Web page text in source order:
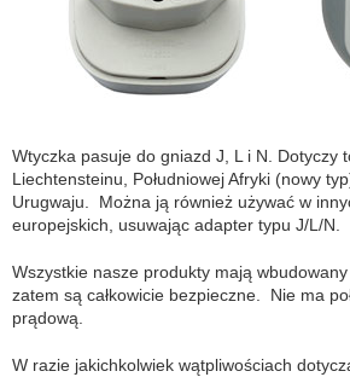
Wtyczka pasuje do gniazd J, L i N. Dotyczy
Liechtensteinu, Południowej Afryki (nowy
Urugwaju. Można ją również używać w
europejskich, usuwając adapter typu J/L/N.
Wszystkie nasze produkty mają
zatem są całkowicie bezpieczne. Nie ma
prądową.
W razie jakichkolwiek wątpliwościach